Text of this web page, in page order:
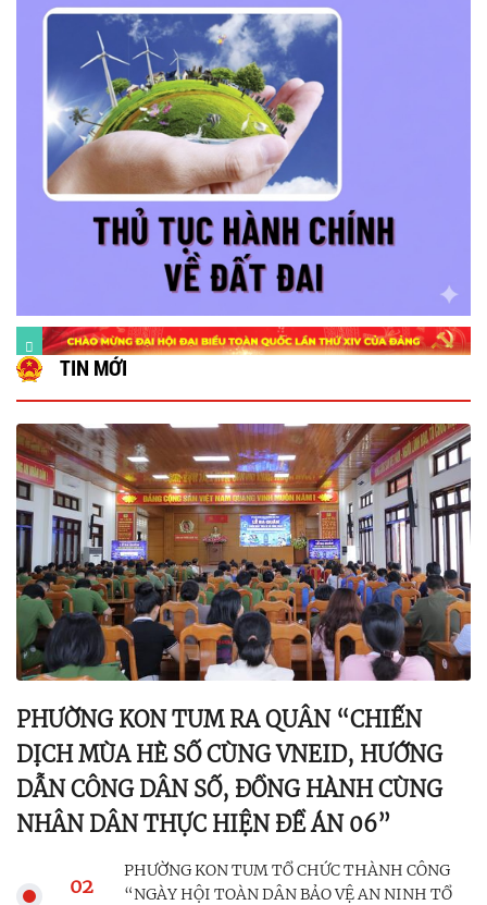
TIN MỚI
PHƯỜNG KON TUM RA QUÂN “CHIẾN
DỊCH MÙA HÈ SỐ CÙNG VNEID, HƯỚNG
DẪN CÔNG DÂN SỐ, ĐỒNG HÀNH CÙNG
NHÂN DÂN THỰC HIỆN ĐỀ ÁN 06”
02
PHƯỜNG KON TUM TỔ CHỨC THÀNH CÔNG
“NGÀY HỘI TOÀN DÂN BẢO VỆ AN NINH TỔ